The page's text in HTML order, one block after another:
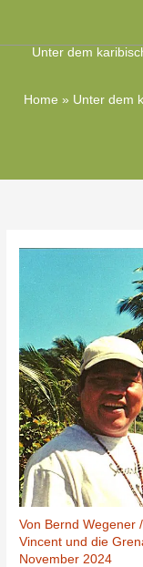
springenUnter dem
Home » Unter dem
Von Bernd Wegener
Vincent und die
November 2024